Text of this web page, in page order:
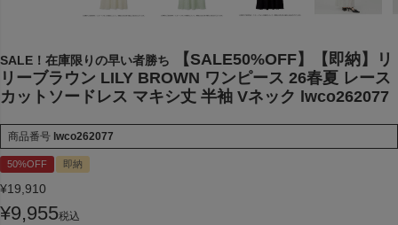
SALE！在庫限りの早い者勝ち
【SALE50%OFF】【即納】リ
リーブラウン LILY BROWN ワンピース 26春夏 レース
カットソードレス マキシ丈 半袖 Vネック lwco262077
商品番号 lwco262077
50%OFF 即納
¥19,910
¥9,955税込